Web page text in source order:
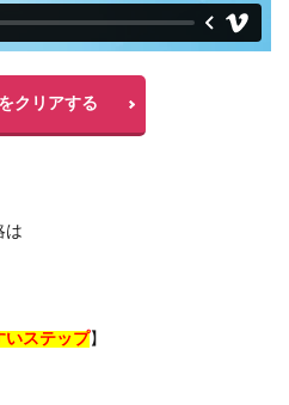
クリアする
は
いステップ 】